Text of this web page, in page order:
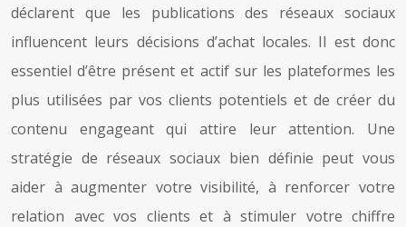
déclarent que les publications des réseaux sociaux
influencent leurs décisions d’achat locales. Il est donc
essentiel d’être présent et actif sur les plateformes les
plus utilisées par vos clients potentiels et de créer du
contenu engageant qui attire leur attention. Une
stratégie de réseaux sociaux bien définie peut vous
aider à augmenter votre visibilité, à renforcer votre
relation avec vos clients et à stimuler votre chiffre